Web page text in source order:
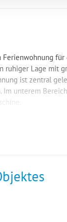
für
ruhiger Lage mit
ist zentral
Im unterem